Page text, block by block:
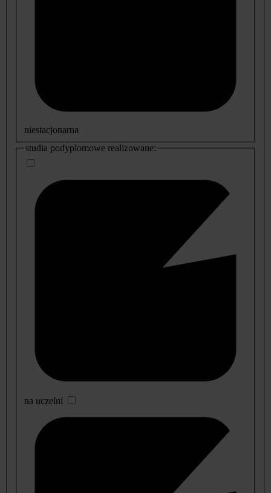
niestacjonarna
studia podyplomowe realizowane:
na uczelni